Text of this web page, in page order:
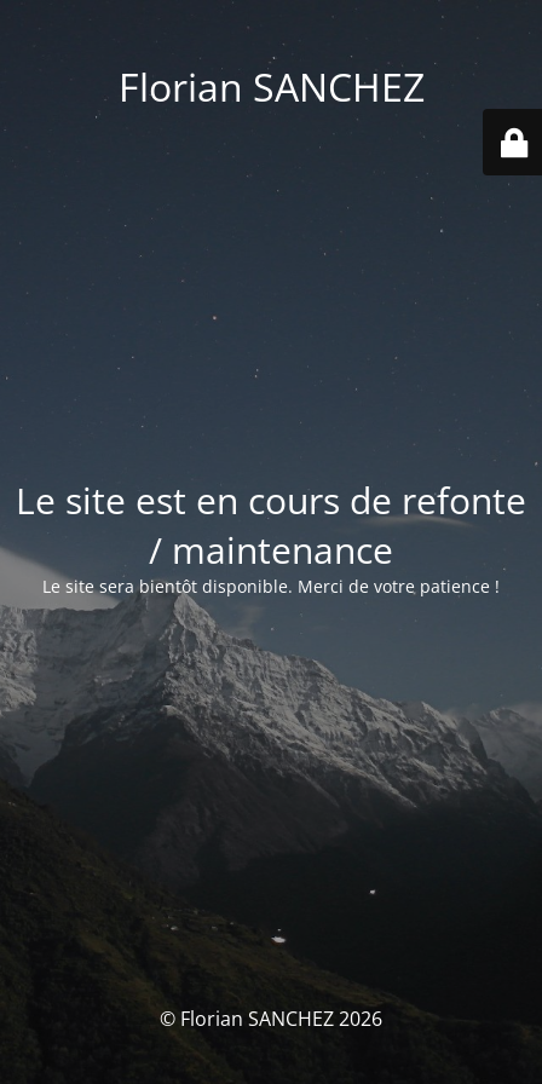
Florian SANCHEZ
Le site est en cours de refonte
/ maintenance
Le site sera bientôt disponible. Merci de votre patience !
© Florian SANCHEZ 2026